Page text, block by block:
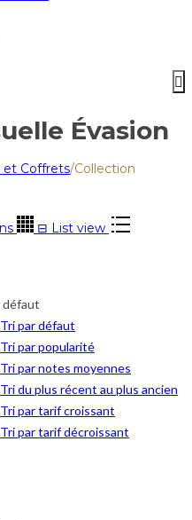
Évasion
et Coffrets/Collection
⊟ List view
défaut
Tri par défaut
Tri par popularité
Tri par notes moyennes
Tri du plus récent au plus ancien
Tri par tarif croissant
Tri par tarif décroissant